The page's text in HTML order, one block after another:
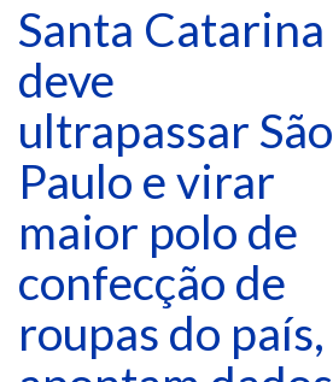
Santa Catarina
deve
ultrapassar São
Paulo e virar
maior polo de
confecção de
roupas do país,